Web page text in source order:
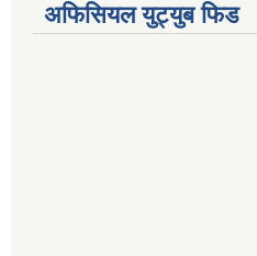
अफिसियल युट्युब फिड